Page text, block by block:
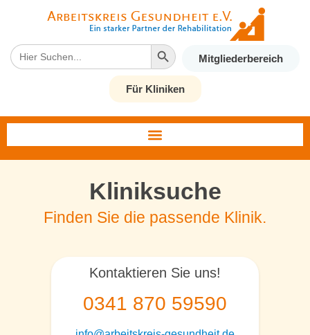
Search
for:
Search Button
Mitgliederbereich
Für Kliniken
Kliniksuche
Finden Sie die passende Klinik.
Kontaktieren Sie uns!
0341 870 59590